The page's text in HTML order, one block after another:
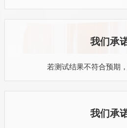
我们承
若测试结果不符合预期
我们承